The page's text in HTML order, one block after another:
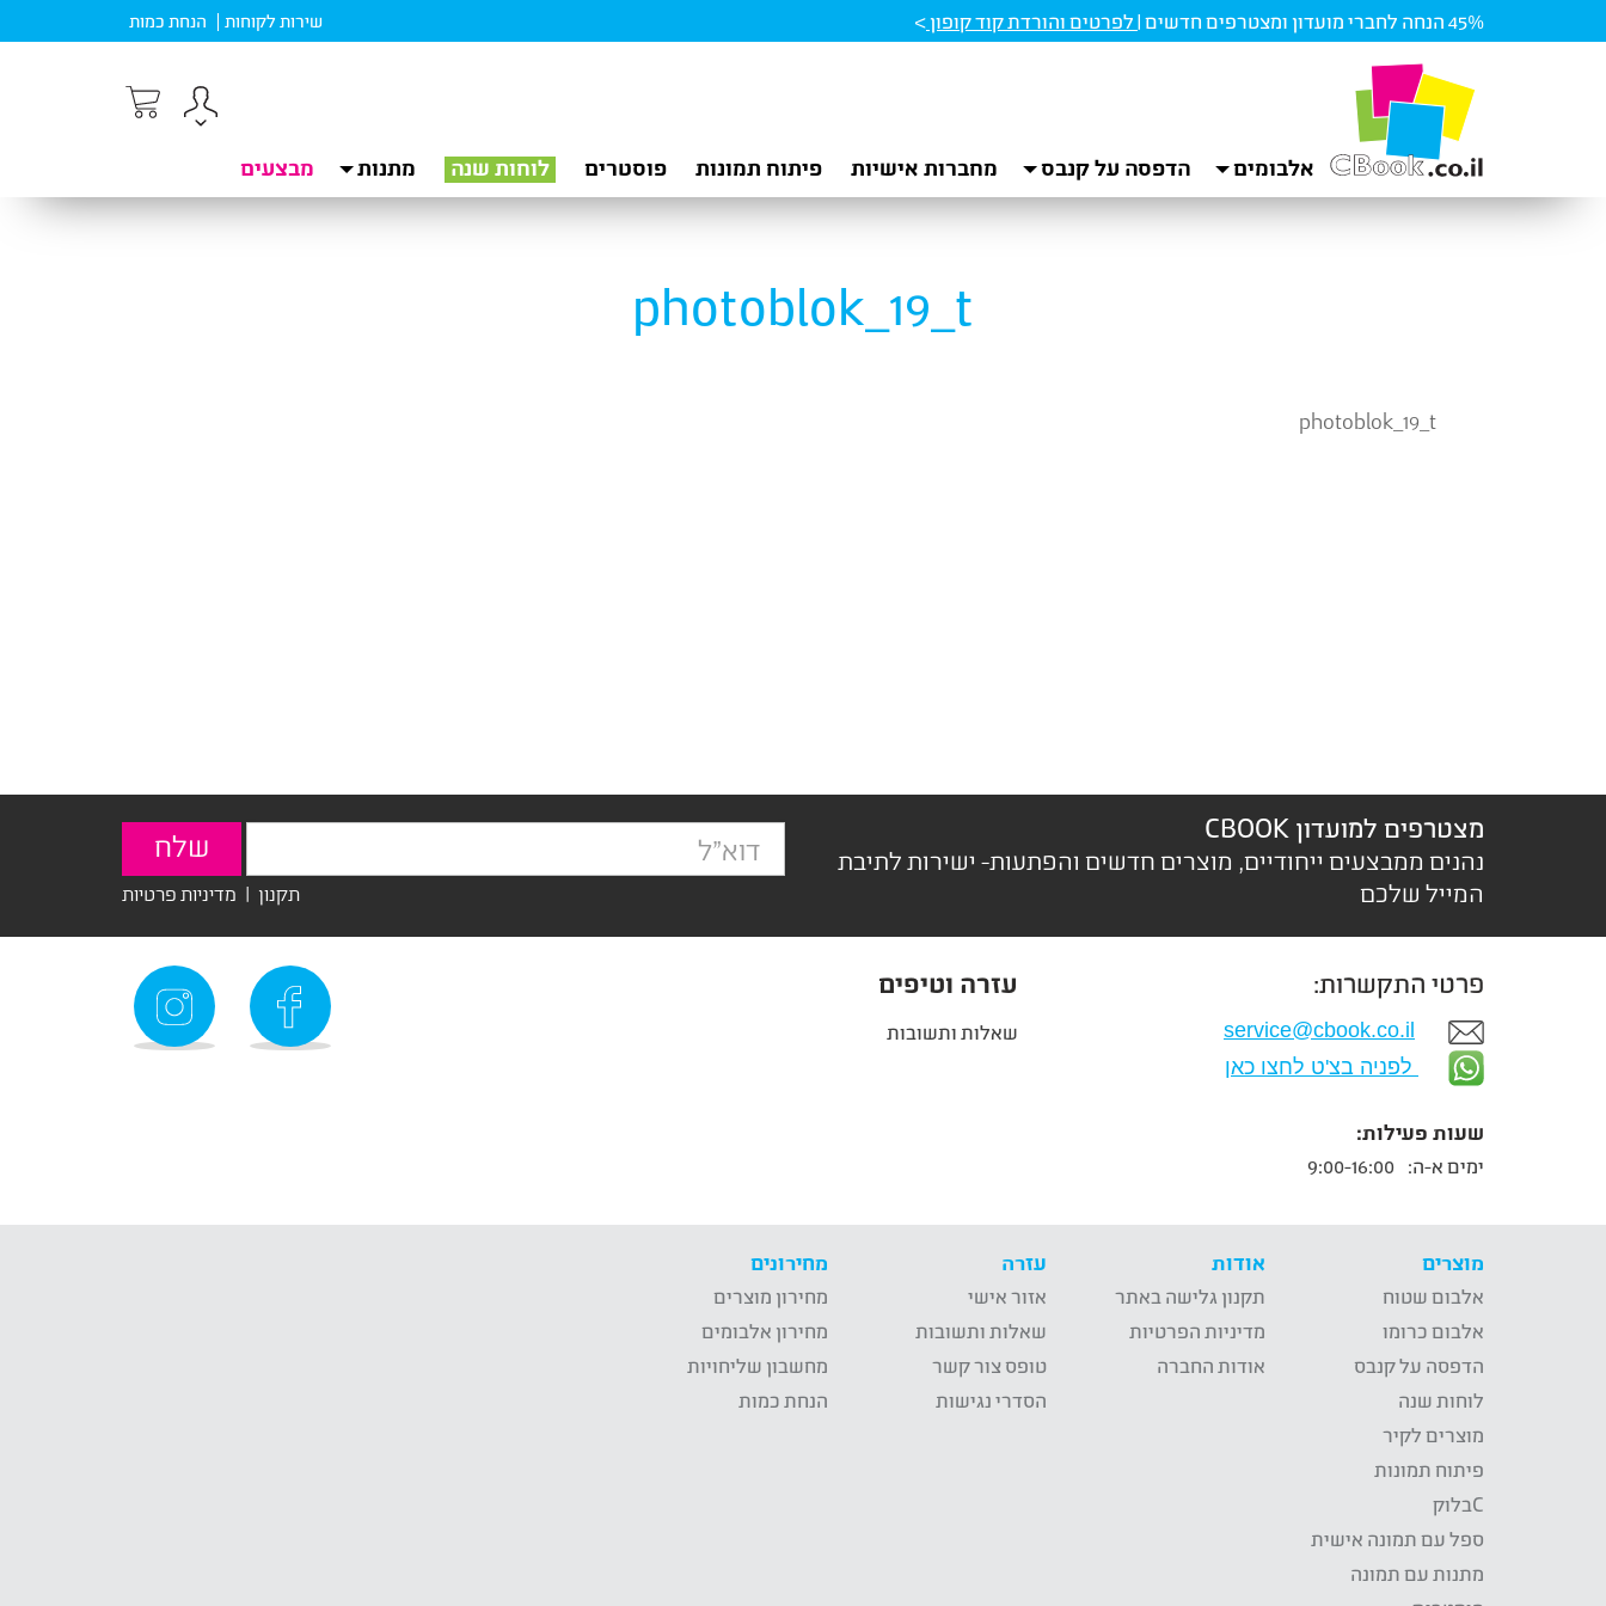
45% הנחה לחברי מועדון ומצטרפים חדשים | לפרטים והורדת קוד קופון> שירות לקוחות הנחת כמות
אלבומים הדפסה על קנבס מחברות אישיות פיתוח תמונות פוסטרים לוחות שנה מתנות מבצעים
photoblok_19_t
photoblok_19_t
מצטרפים למועדון CBOOK
נהנים ממבצעים ייחודיים, מוצרים חדשים והפתעות- ישירות לתיבת
המייל שלכם
תקנון | מדיניות פרטיות
פרטי התקשרות:
service@cbook.co.il
לפניה בצ'ט לחצו כאן
שעות פעילות:
ימים א-ה:
עזרה וטיפים
שאלות ותשובות
מוצרים
אלבום שטוח
אלבום כרומו
הדפסה על קנבס
לוחות שנה
מוצרים לקיר
פיתוח תמונות
Cבלוק
ספל עם תמונה אישית
מתנות עם תמונה
אודות
תקנון גלישה באתר
מדיניות הפרטיות
אודות החברה
עזרה
אזור אישי
שאלות ותשובות
טופס צור קשר
הסדרי נגישות
מחירונים
מחירון מוצרים
מחירון אלבומים
מחשבון שליחויות
הנחת כמות